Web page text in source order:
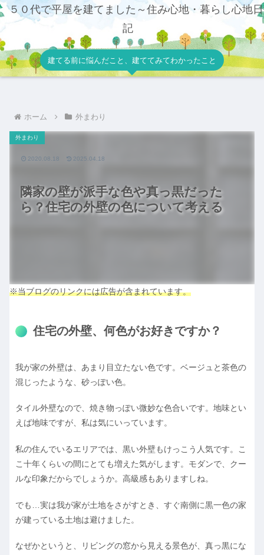
５０代で平屋を建てました～住み心地・暮らし心地日
記
建てる前に悩んだこと、建ててみてわかったこと
ホーム 外まわり
隣家の壁が派手な色や真っ黒だった
ら？住宅の外壁の色について考える
外まわり
2020.08.18 2025.04.18
※当ブログのリンクには広告が含まれています。
住宅の外壁、何色がお好きですか？
我が家の外壁は、あまり目立たない色です。ベージュと茶色の
混じったような、砂っぽい色。
タイル外壁なので、焼き物っぽい微妙な色合いです。地味とい
えば地味ですが、私は気にいっています。
私の住んでいるエリアでは、黒い外壁もけっこう人気です。こ
こ十年くらいの間にとても増えた気がします。モダンで、クー
ルな印象だからでしょうか。高級感もありますしね。
でも…実は我が家が土地をさがすとき、すぐ南側に黒一色の家
が建っている土地は避けました。
なぜかというと、リビングの窓から見える景色が、真っ黒にな